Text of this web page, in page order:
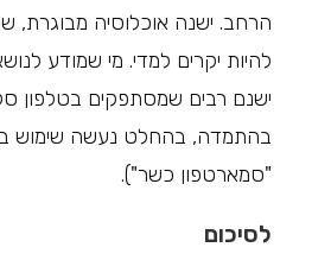
הרחב. ישנה אוכלוסיה מבוגרת,
להיות יקרים למדי. מי שמודע
ישנם רבים שמסתפקים בטלפון
בהתמדה, בהחלט נעשה שימוש
"סמארטפון כשר").
לסיכום